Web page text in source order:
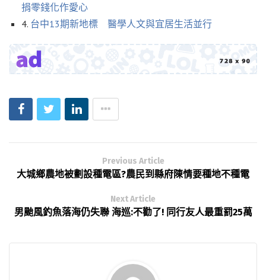
捐零錢化作愛心
4. 台中13期新地標 醫學人文與宜居生活並行
Previous Article
大城鄉農地被劃設種電區?農民到縣府陳情要種地不種電
Next Article
男颱風釣魚落海仍失聯 海巡:不勸了! 同行友人最重罰25萬